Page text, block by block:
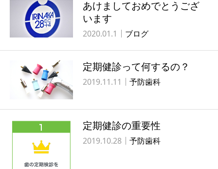
あけましておめでとうござ
います
2020.01.1 ブログ
定期健診って何するの？
2019.11.11 予防歯科
定期健診の重要性
2019.10.28 予防歯科